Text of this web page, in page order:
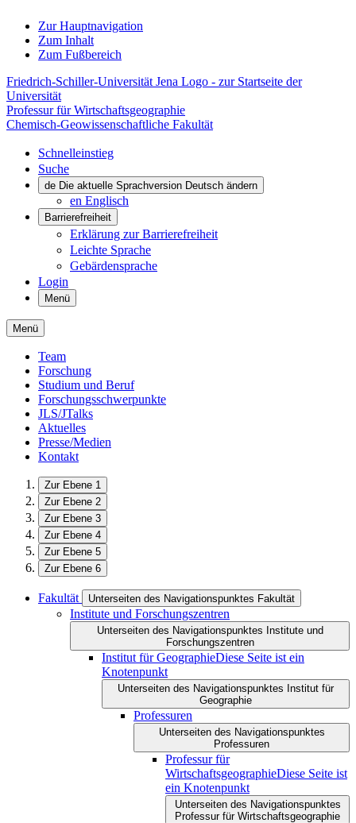
Zur Hauptnavigation
Zum Inhalt
Zum Fußbereich
Friedrich-Schiller-Universität Jena Logo - zur Startseite der
Universität
Professur für Wirtschaftsgeographie
Chemisch-Geowissenschaftliche Fakultät
Schnelleinstieg
Suche
de Die aktuelle Sprachversion Deutsch ändern
en Englisch
Barrierefreiheit
Erklärung zur Barrierefreiheit
Leichte Sprache
Gebärdensprache
Login
Menü
Menü
Team
Forschung
Studium und Beruf
Forschungsschwerpunkte
JLS/JTalks
Aktuelles
Presse/Medien
Kontakt
Zur Ebene 1
Zur Ebene 2
Zur Ebene 3
Zur Ebene 4
Zur Ebene 5
Zur Ebene 6
Fakultät Unterseiten des Navigationspunktes Fakultät
Institute und Forschungszentren
Unterseiten des Navigationspunktes Institute und
Forschungszentren
Institut für GeographieDiese Seite ist ein
Knotenpunkt
Unterseiten des Navigationspunktes Institut für
Geographie
Professuren
Unterseiten des Navigationspunktes
Professuren
Professur für
WirtschaftsgeographieDiese Seite ist
ein Knotenpunkt
Unterseiten des Navigationspunktes
Professur für Wirtschaftsgeographie